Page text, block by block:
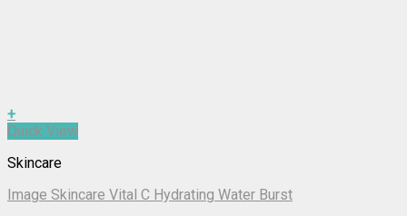
+
Quick View
Skincare
Image Skincare Vital C Hydrating Water Burst